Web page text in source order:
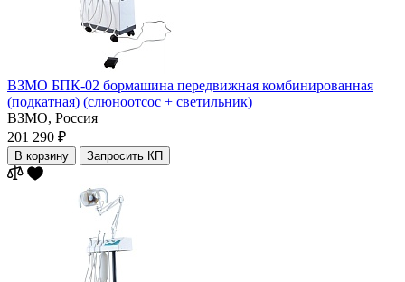
ВЗМО БПК-02 бормашина передвижная комбинированная
(подкатная) (слюноотсос + светильник)
ВЗМО, Россия
201 290 ₽
В корзину Запросить КП